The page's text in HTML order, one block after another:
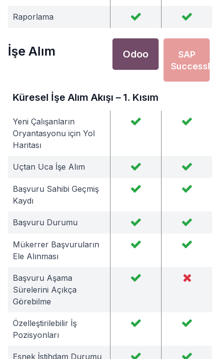
Raporlama
İşe Alım Odoo
SAP
Küresel İşe Alım Akışı – 1. Kısım
Yeni Çalışanların
Oryantasyonu için Yol
Haritası
Uçtan Uca İşe Alım
Başvuru Sahibi Geçmiş
Kaydı
Başvuru Durumu
Mükerrer Başvuruların
Ele Alınması
Başvuru Aşama
Sürelerini Açıkça
Görebilme
Özelleştirilebilir İş
Pozisyonları
Esnek İstihdam Durumu